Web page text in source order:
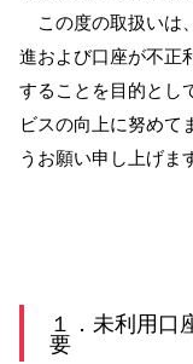
たいこう
サービスのご案内
た
※たいこうNaviはウェルスナ
これより先のページは、ウ
この度の取扱いは
進および口座が不正
することを目的とし
ビスの向上に努めて
うお願い申し上げま
１．未利用口
要